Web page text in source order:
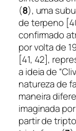
(8), uma
de terpeno
confirmado
por volta de
[41, 42],
a ideia de
natureza de
maneira
imaginada
partir de